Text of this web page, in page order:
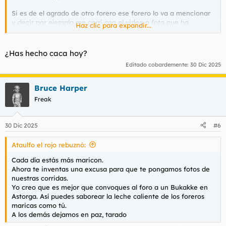
Si es de el agrado de otro forero ese forero lo va a mencionar
y decir por ejemplo me corri con el video o foto que ha
publicado@serdoo con el video de@Bruce Harperetc
Y sube una foto de su corrida
Si el video no os ha gustado le dejáis un hijo de puta y si si si
os ha gustado dejar un like
Al final podemos inventar algunos premios a los videos que
tengan más likes o a las mejores fotos de corridas (por ejemplo
si alguien se corre mucho etc)
Bueno empiezo yo, me he corrido con esta foto que ha puesto
@miliu
Ver el archivos adjunto 207971
Ver el archivos adjunto 207972
Ahora subo mi foto o video
Haz clic para expandir...
¿Has hecho caca hoy?
Editado cobardemente: 30 Dic 2025
Bruce Harper
Freak
30 Dic 2025 #6
Ataulfo el rojo rebuznó:
Cada día estás más maricon.
Ahora te inventas una excusa para que te pongamos fotos de
nuestras corridas.
Yo creo que es mejor que convoques al foro a un Bukakke en
Astorga. Así puedes saborear la leche caliente de los foreros
maricas como tú.
A los demás dejamos en paz, tarado